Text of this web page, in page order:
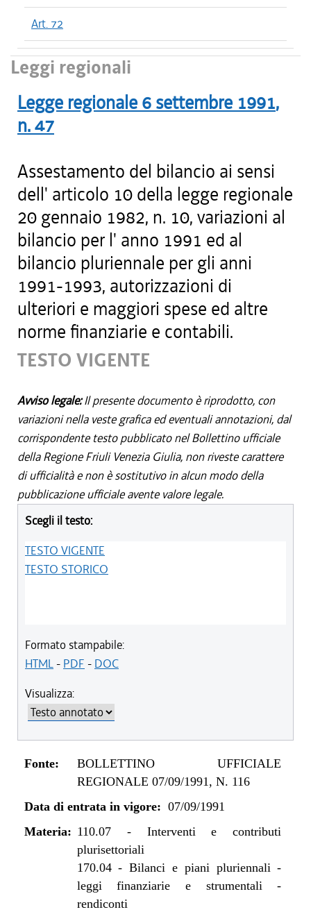
Art. 72
Leggi regionali
Legge regionale 6 settembre 1991,
n.47
Assestamento del bilancio ai sensi
dell' articolo 10 della legge regionale
20 gennaio 1982, n. 10, variazioni al
bilancio per l' anno 1991 ed al
bilancio pluriennale per gli anni
1991-1993, autorizzazioni di
ulteriori e maggiori spese ed altre
norme finanziarie e contabili.
TESTO VIGENTE
Avviso legale:Il presente documento è riprodotto, con
variazioni nella veste grafica ed eventuali annotazioni, dal
corrispondente testo pubblicato nel Bollettino ufficiale
della Regione Friuli Venezia Giulia, non riveste carattere
di ufficialità e non è sostitutivo in alcun modo della
pubblicazione ufficiale avente valore legale.
Scegli il testo:
TESTO VIGENTE
TESTO STORICO
Formato stampabile:
HTML- PDF - DOC
Visualizza:
Fonte:
BOLLETTINO UFFICIALE
REGIONALE 07/09/1991, N. 116
Data di entrata in vigore: 07/09/1991
Materia: 110.07- Interventi e contributi
plurisettoriali
170.04-Bilanci e piani pluriennali -
leggi finanziarie e strumentali -
rendiconti